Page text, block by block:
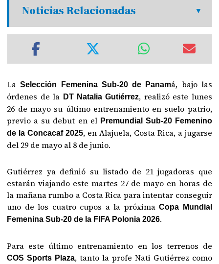
Noticias Relacionadas
LaSelección Femenina Sub-20 de Panamá, bajo las
órdenes de la DT Natalia Gutiérrez, realizó este lunes
26 de mayo su último entrenamiento en suelo patrio,
previo a su debut en el Premundial Sub-20 Femenino
de la Concacaf 2025, en Alajuela, Costa Rica, a jugarse
del 29 de mayo al 8 de junio.
Gutiérrez ya definió su listado de 21 jugadoras que
estarán viajando este martes 27 de mayo en horas de
la mañana rumbo a Costa Rica para intentar conseguir
uno de los cuatro cupos a la próximaCopa Mundial
Femenina Sub-20 de la FIFA Polonia 2026.
Para este último entrenamiento en los terrenos de
COS Sports Plaza, tanto la profe Nati Gutiérrez como